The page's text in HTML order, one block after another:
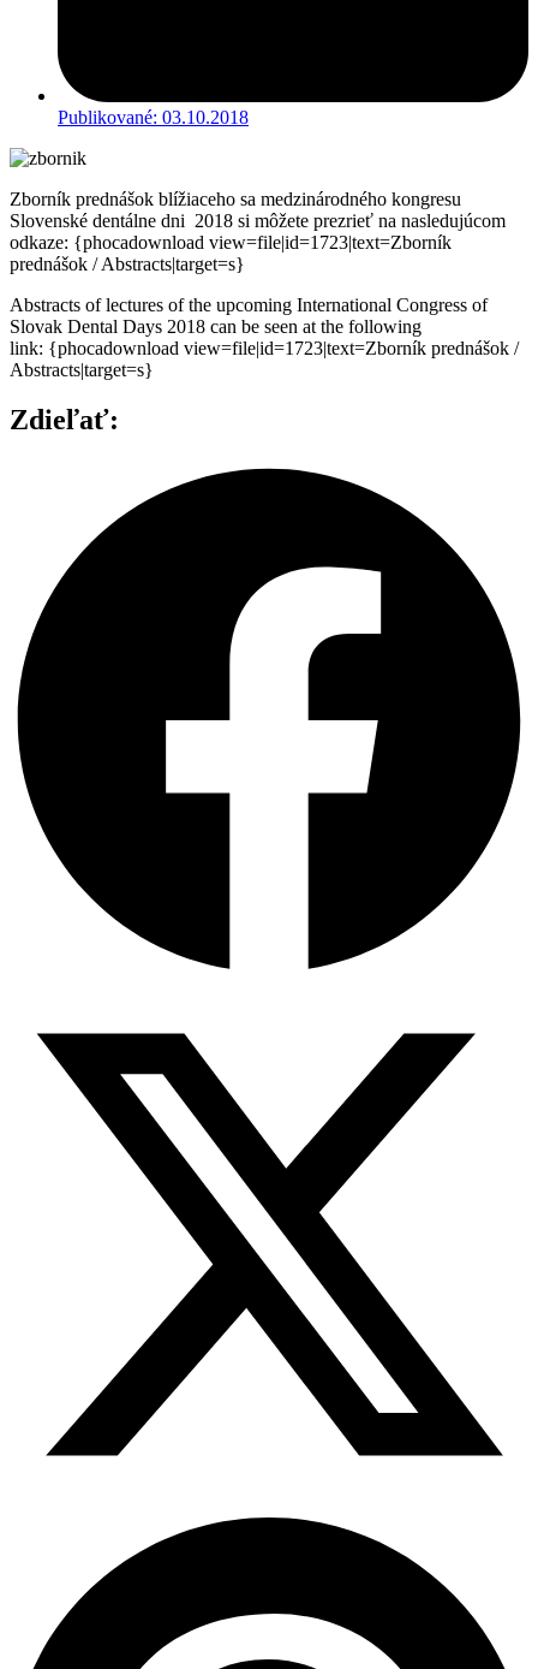
Publikované: 03.10.2018
Zborník prednášok blížiaceho sa medzinárodného kongresu
Slovenské dentálne dni 2018 si môžete prezrieť na nasledujúcom
odkaze: {phocadownload view=file|id=1723|text=Zborník
prednášok / Abstracts|target=s}
Abstracts of lectures of the upcoming International Congress of
Slovak Dental Days 2018 can be seen at the following
link: {phocadownload view=file|id=1723|text=Zborník prednášok /
Abstracts|target=s}
Zdieľať: